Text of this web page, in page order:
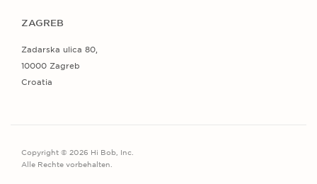
ZAGREB
Zadarska ulica 80,
10000 Zagreb
Croatia
Copyright © 2026 Hi Bob, Inc.
Alle Rechte vorbehalten.